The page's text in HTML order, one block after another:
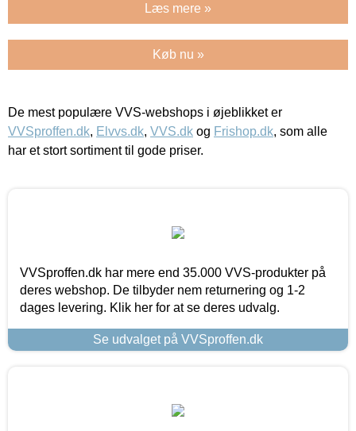
Læs mere »
Køb nu »
De mest populære VVS-webshops i øjeblikket er
VVSproffen.dk, Elvvs.dk, VVS.dk og Frishop.dk, som alle
har et stort sortiment til gode priser.
VVSproffen.dk har mere end 35.000 VVS-produkter på
deres webshop. De tilbyder nem returnering og 1-2
dages levering. Klik her for at se deres udvalg.
Se udvalget på VVSproffen.dk